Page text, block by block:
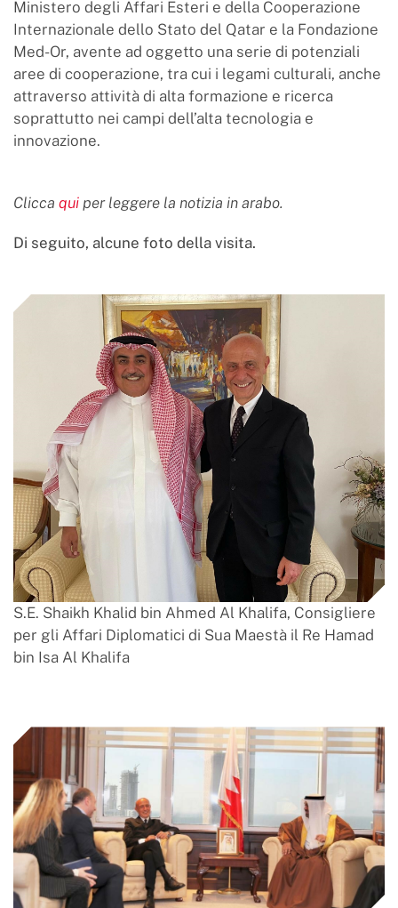
Ministero degli Affari Esteri e della Cooperazione
Internazionale dello Stato del Qatar e la Fondazione
Med-Or, avente ad oggetto una serie di potenziali
aree di cooperazione, tra cui i legami culturali, anche
attraverso attività di alta formazione e ricerca
soprattutto nei campi dell’alta tecnologia e
innovazione.
Clicca qui per leggere la notizia in arabo.
Di seguito, alcune foto della visita.
S.E. Shaikh Khalid bin Ahmed Al Khalifa, Consigliere
per gli Affari Diplomatici di Sua Maestà il Re Hamad
bin Isa Al Khalifa